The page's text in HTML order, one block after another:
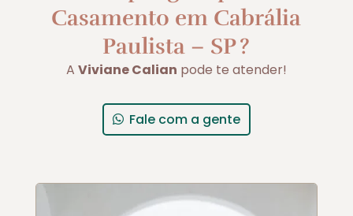
Casamento em Cabrália
Paulista – SP?
A Viviane Calian pode te atender!
Fale com a gente